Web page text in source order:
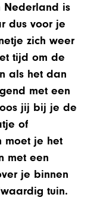
Nederland is
dus voor je
zich weer
tijd om de
als het dan
met een
jij bij je de
of
moet je het
met een
je binnen
tuin.